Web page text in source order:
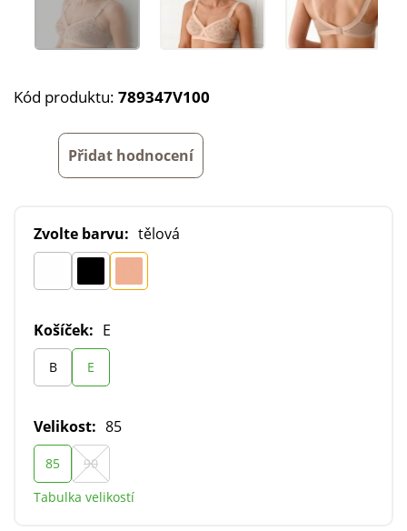
Kód produktu: 789347V100
Přidat hodnocení
Zvolte barvu: tělová
Košíček: E
B E
Velikost: 85
85
90
Tabulka velikostí